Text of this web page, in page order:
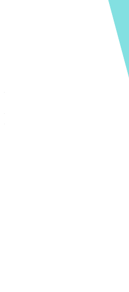
Этот шаблон воронки продаж
— визуально представить
своей проблемы до вашего
— показать, как клиент в
— выстроить правильные
Чтобы выстроить
шаблон и внесите